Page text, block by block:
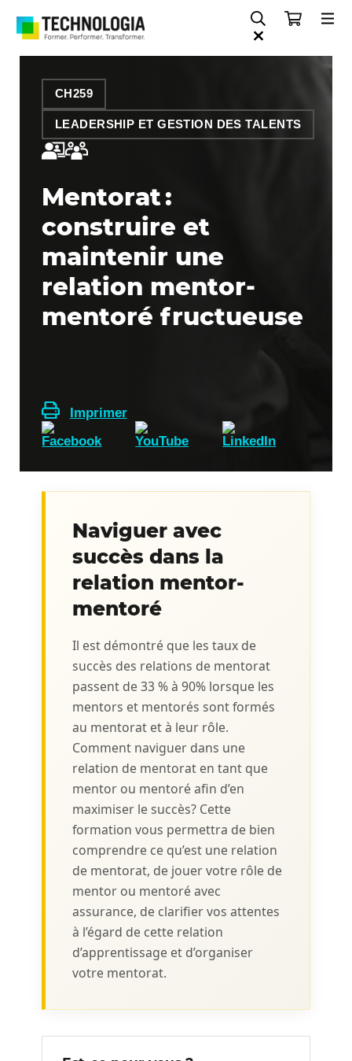
CH259
LEADERSHIP ET GESTION DES TALENTS
Mentorat :
construire et
maintenir une
relation mentor-
mentoré fructueuse
Imprimer
Naviguer avec
succès dans la
relation mentor-
mentoré
Il est démontré que les taux de
succès des relations de mentorat
passent de 33 % à 90% lorsque les
mentors et mentorés sont formés
au mentorat et à leur rôle.
Comment naviguer dans une
relation de mentorat en tant que
mentor ou mentoré afin d’en
maximiser le succès? Cette
formation vous permettra de bien
comprendre ce qu’est une relation
de mentorat, de jouer votre rôle de
mentor ou mentoré avec
assurance, de clarifier vos attentes
à l’égard de cette relation
d’apprentissage et d’organiser
votre mentorat.